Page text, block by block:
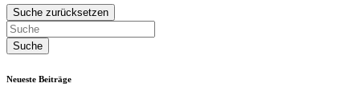
Suche zurücksetzen
Neueste Beiträge